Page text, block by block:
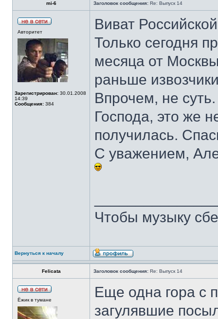
mi-6 Заголовок сообщения: Re: Выпуск 14
Авторитет
Зарегистрирован: 30.01.2008
14:39
Сообщения: 384
Виват
Только сегодня
месяца от
раньше
Впрочем, не суть.
Господа, это же
получилась.
С уважением,
Чтобы музыку
Вернуться к началу
Felicata Заголовок сообщения: Re: Выпуск 14
Ёжик в тумане
Еще одна гора с
загулявшие